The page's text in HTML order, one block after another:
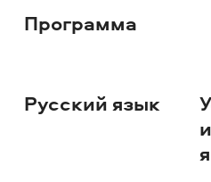
Программа
Русский язык
я